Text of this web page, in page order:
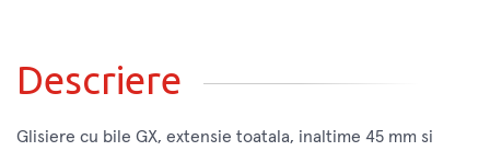
Descriere
Glisiere cu bile GX, extensie toatala, inaltime 45 mm si